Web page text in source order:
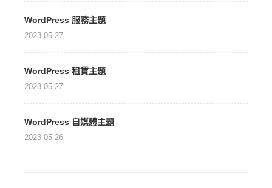
WordPress 服務主題
2023-05-27
WordPress 租賃主題
2023-05-27
WordPress 自媒體主題
2023-05-26